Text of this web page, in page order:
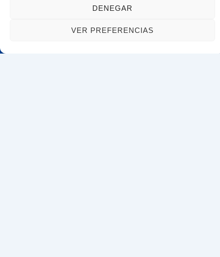
DENEGAR
VER PREFERENCIAS
Estoy aquí para asesorarte y representarte con